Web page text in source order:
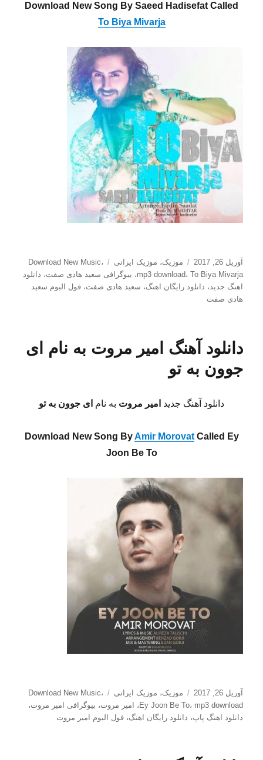
Download New Song By Saeed Hadisefat Called
To Biya Mivarja
ارسال
شده
در
آوریل 26, 2017 دسته‌ها
موزیک، موزیک ایرانی برچسب‌ها
Download New Music،
mp3 download، To Biya Mivarja ، بیوگرافی سعید هادی صفت، دانلود
اهنگ جدید، دانلود رایگان اهنگ، سعید هادی صفت،فول البوم سعید
هادی صفت
دانلود آهنگ امیر مروت به نام ای
جوون به تو
دانلود آهنگ جدید امیر مروت به نام ای جوون به تو
Download New Song ByAmir MorovatCalled Ey
Joon Be To
ارسال
شده
در
آوریل 26, 2017 دسته‌ها
موزیک، موزیک ایرانی برچسب‌ها
Download New Music،
Ey Joon Be To، mp3 download ، امیر مروت، بیوگرافی امیر مروت،
دانلود اهنگ پاپ، دانلود رایگان اهنگ،فول البوم امیر مروت